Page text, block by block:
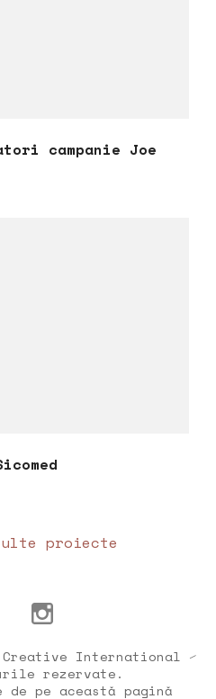
campanie Joe
proiecte
International ⁄
rezervate.
pe această pagină